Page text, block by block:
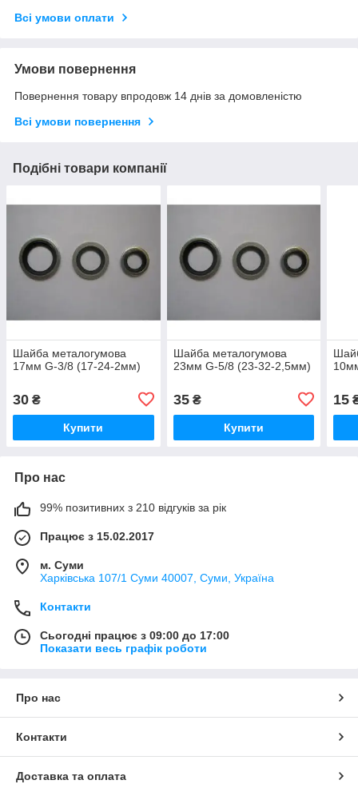
Всі умови оплати
Умови повернення
Повернення товару впродовж 14 днів за домовленістю
Всі умови повернення
Подібні товари компанії
Шайба металогумова
17мм G-3/8 (17-24-2мм)
30 ₴
Купити
Шайба металогумова
23мм G-5/8 (23-32-2,5мм)
35₴
Купити
15
Про нас
99% позитивних з 210 відгуків за рік
Працює з 15.02.2017
м. Суми
Харківська 107/1 Суми 40007, Суми, Україна
Контакти
Сьогодні працює з 09:00 до 17:00
Показати весь графік роботи
Про нас
Контакти
Доставка та оплата